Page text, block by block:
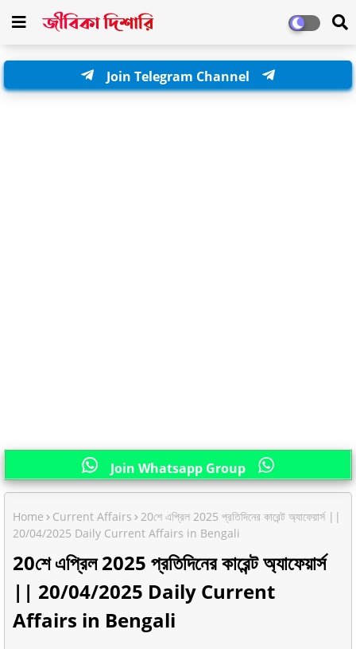
Join Telegram Channel
Join Whatsapp Group
Home Current Affairs
20শে এপ্রিল 2025 প্রতিদিনের কারেন্ট অ্যাফেয়ার্স ||
20/04/2025 Daily Current Affairs in Bengali
20শে এপ্রিল 2025 প্রতিদিনের কারেন্ট অ্যাফেয়ার্স
|| 20/04/2025 Daily Current
Affairs in Bengali